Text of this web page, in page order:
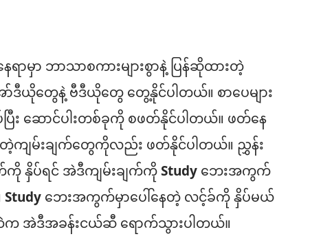
ာမှာ ဘာသာစကားများစွာနဲ့ ပြန်ဆိုထားတဲ့
ာ်ဒီယိုတွေနဲ့ ဗီဒီယိုတွေ တွေ့နိုင်ပါတယ်။ စာပေများ
း ဆောင်ပါးတစ်ခုကို စဖတ်နိုင်ပါတယ်။ ဖတ်နေ
တဲ့ကျမ်းချက်တွေကိုလည်း ဖတ်နိုင်ပါတယ်။ ညွှန်း
ကို နှိပ်ရင် အဲဒီကျမ်းချက်ကိုStudyဘေးအကွက်
Studyဘေးအကွက်မှာပေါ်နေတဲ့ လင့်ခ်ကို နှိပ်မယ်
က အဲဒီအခန်းငယ်ဆီ ရောက်သွားပါတယ်။